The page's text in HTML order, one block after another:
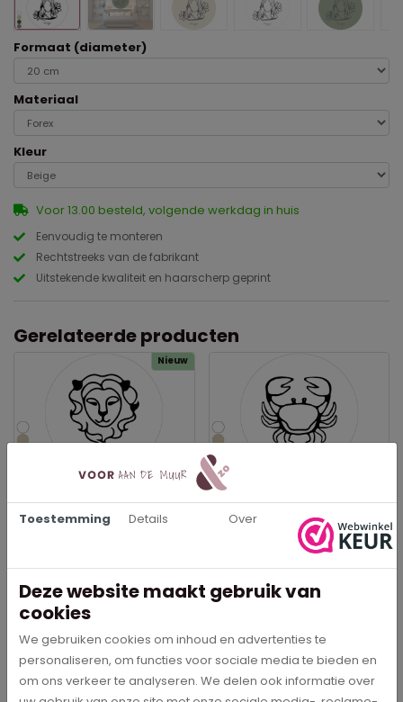
Eenvoudig te monteren
Rechtstreeks van de fabrikant
Uitstekende kwaliteit en haarscherp geprint
Formaat (diameter)
Materiaal
Kleur
Voor 13.00 besteld, volgende werkdag in huis
Gerelateerde producten
Nieuw
Muurcirkel
Bestel direct
Sterrenbeeld Kreeft -
Muurcirkel
Bestel direct
Toestemming Details Over
Deze website maakt gebruik van
cookies
We gebruiken cookies om inhoud en advertenties te
personaliseren, om functies voor sociale media te bieden en
om ons verkeer te analyseren. We delen ook informatie over